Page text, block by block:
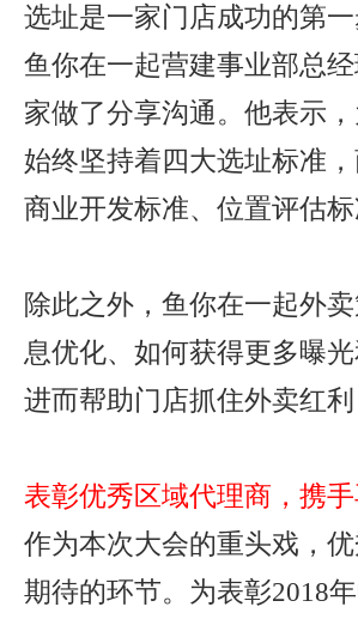
选址是一家门店成功的第
鱼你在一起营建事业部总
家做了分享沟通。他表示
始终坚持着四大选址标准
商业开发标准、位置评估标
除此之外，鱼你在一起外
息优化、如何获得更多曝
进而帮助门店抓住外卖红
表彰优秀区域代理商，携
作为本次大会的重头戏，
期待的环节。为表彰2018